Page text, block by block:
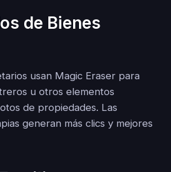
de Bienes
usan Magic Eraser para
u otros elementos
de propiedades. Las
generan más clics y mejores